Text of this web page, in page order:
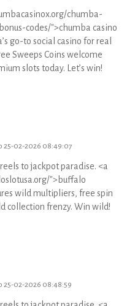
chumba-
codes/">chumba casino
go-to social casino for real
Sweeps Coins welcome
slots today. Let’s win!
25-02-2026 08:49:07
to jackpot paradise. <a
">buffalo
wild multipliers, free spin
collection frenzy. Win wild!
25-02-2026 08:48:59